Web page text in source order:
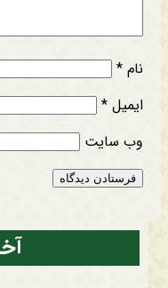
نام *
ایمیل *
وب‌ سایت